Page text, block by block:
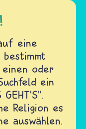
eine
einen oder
ein
Religion es
auswählen.